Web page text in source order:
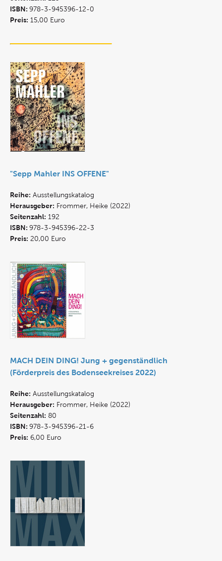
ISBN: 978-3-945396-12-0
Preis: 15,00 Euro
"Sepp Mahler INS OFFENE"
Reihe: Ausstellungskatalog
Herausgeber: Frommer, Heike (2022)
Seitenzahl: 192
ISBN: 978-3-945396-22-3
Preis: 20,00 Euro
MACH DEIN DING! Jung + gegenständlich
(Förderpreis des Bodenseekreises 2022)
Reihe: Ausstellungskatalog
Herausgeber: Frommer, Heike (2022)
Seitenzahl: 80
ISBN: 978-3-945396-21-6
Preis: 6,00 Euro